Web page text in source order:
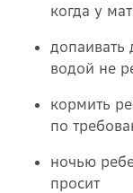
когда у
допаивать
водой не
кормить
по
ночью
просит